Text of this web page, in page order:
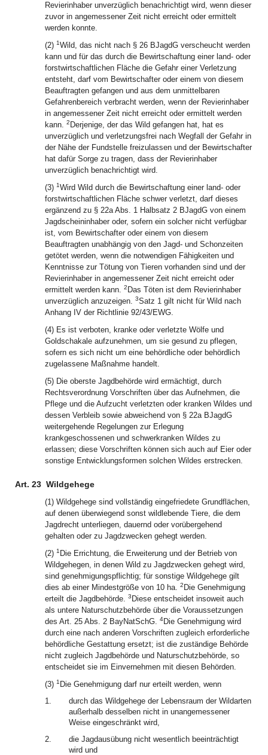
Revierinhaber unverzüglich benachrichtigt wird, wenn dieser
zuvor in angemessener Zeit nicht erreicht oder ermittelt
werden konnte.
(2) 1Wild, das nicht nach § 26 BJagdG verscheucht werden
kann und für das durch die Bewirtschaftung einer land- oder
forstwirtschaftlichen Fläche die Gefahr einer Verletzung
entsteht, darf vom Bewirtschafter oder einem von diesem
Beauftragten gefangen und aus dem unmittelbaren
Gefahrenbereich verbracht werden, wenn der Revierinhaber
in angemessener Zeit nicht erreicht oder ermittelt werden
kann. 2 Derjenige, der das Wild gefangen hat, hat es
unverzüglich und verletzungsfrei nach Wegfall der Gefahr in
der Nähe der Fundstelle freizulassen und der Bewirtschafter
hat dafür Sorge zu tragen, dass der Revierinhaber
unverzüglich benachrichtigt wird.
(3) 1Wird Wild durch die Bewirtschaftung einer land- oder
forstwirtschaftlichen Fläche schwer verletzt, darf dieses
ergänzend zu § 22a Abs. 1 Halbsatz 2 BJagdG von einem
Jagdscheininhaber oder, sofern ein solcher nicht verfügbar
ist, vom Bewirtschafter oder einem von diesem
Beauftragten unabhängig von den Jagd- und Schonzeiten
getötet werden, wenn die notwendigen Fähigkeiten und
Kenntnisse zur Tötung von Tieren vorhanden sind und der
Revierinhaber in angemessener Zeit nicht erreicht oder
ermittelt werden kann. 2 Das Töten ist dem Revierinhaber
unverzüglich anzuzeigen. 3Satz 1 gilt nicht für Wild nach
Anhang IV der Richtlinie 92/43/EWG.
(4) Es ist verboten, kranke oder verletzte Wölfe und
Goldschakale aufzunehmen, um sie gesund zu pflegen,
sofern es sich nicht um eine behördliche oder behördlich
zugelassene Maßnahme handelt.
(5) Die oberste Jagdbehörde wird ermächtigt, durch
Rechtsverordnung Vorschriften über das Aufnehmen, die
Pflege und die Aufzucht verletzten oder kranken Wildes und
dessen Verbleib sowie abweichend von § 22a BJagdG
weitergehende Regelungen zur Erlegung
krankgeschossenen und schwerkranken Wildes zu
erlassen; diese Vorschriften können sich auch auf Eier oder
sonstige Entwicklungsformen solchen Wildes erstrecken.
Art. 23 Wildgehege
(1) Wildgehege sind vollständig eingefriedete Grundflächen,
auf denen überwiegend sonst wildlebende Tiere, die dem
Jagdrecht unterliegen, dauernd oder vorübergehend
gehalten oder zu Jagdzwecken gehegt werden.
(2) 1 Die Errichtung, die Erweiterung und der Betrieb von
Wildgehegen, in denen Wild zu Jagdzwecken gehegt wird,
sind genehmigungspflichtig; für sonstige Wildgehege gilt
dies ab einer Mindestgröße von 10 ha. 2 Die Genehmigung
erteilt die Jagdbehörde. 3 Diese entscheidet insoweit auch
als untere Naturschutzbehörde über die Voraussetzungen
des Art. 25 Abs. 2 BayNatSchG. 4Die Genehmigung wird
durch eine nach anderen Vorschriften zugleich erforderliche
behördliche Gestattung ersetzt; ist die zuständige Behörde
nicht zugleich Jagdbehörde und Naturschutzbehörde, so
entscheidet sie im Einvernehmen mit diesen Behörden.
(3) 1 Die Genehmigung darf nur erteilt werden, wenn
1.
durch das Wildgehege der Lebensraum der Wildarten
außerhalb desselben nicht in unangemessener
Weise eingeschränkt wird,
2.
die Jagdausübung nicht wesentlich beeinträchtigt
wird und